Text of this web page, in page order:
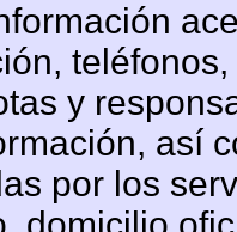
y
así
por los